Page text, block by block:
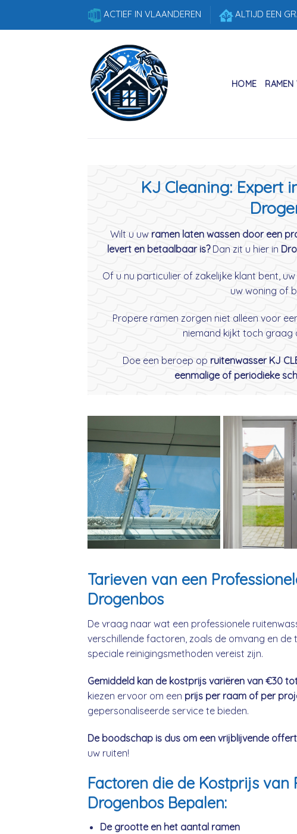
ACTIEF IN VLAANDEREN ALTIJD EEN
HOME
KJ Cleaning: Expert
Wilt u uw ramen laten wassen door een
levert en betaalbaar is?Dan zit u hier in
Of u nu particulier of zakelijke klant bent,
uw woning of
Propere ramen zorgen niet alleen voor
niemand kijkt toch graag
Doe een beroep op ruitenwasser KJ
eenmalige of periodieke
Tarieven van een
Drogenbos
De vraag naar wat een professionele
verschillende factoren, zoals de omvang en
speciale reinigingsmethoden vereist zijn.
Gemiddeld kan de kostprijs variëren van €30
kiezen ervoor om een prijs per raam of per
gepersonaliseerde service te bieden.
De boodschap is dus om een vrijblijvende
uw ruiten!
Factoren die de Kostprijs
Drogenbos Bepalen:
De grootte en het aantal ramen